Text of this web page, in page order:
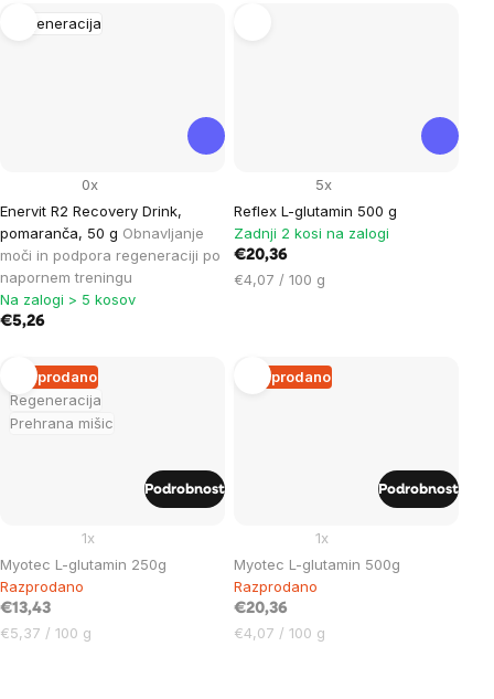
Regeneracija
Enervit R2 Recovery Drink,
pomaranča, 50 g Obnavljanje
moči in podpora regeneraciji po
napornem treningu
0x
Na zalogi > 5 kosov
€5,26
Reflex L-glutamin 500 g
5x
Zadnji 2 kosi na zalogi
€20,36
Cena
€4,07 / 100 g
Regeneracija
Prehrana mišic
Razprodano
Myotec L-glutamin 250g
1x
Razprodano
€13,43
Cena
€5,37 / 100 g
Podrobnost
Razprodano
Myotec L-glutamin 500g
1x
Razprodano
€20,36
Cena
€4,07 / 100 g
Podrobnost